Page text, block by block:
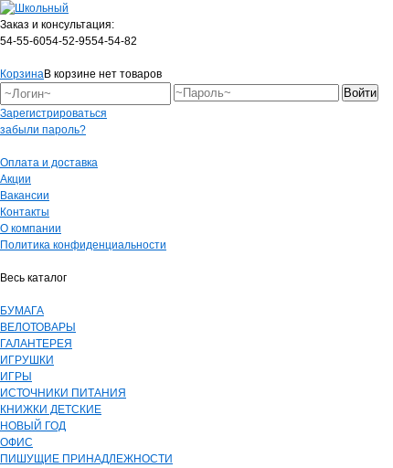
Заказ и консультация:
54-55-6054-52-9554-54-82
КорзинаВ корзине нет товаров
Зарегистрироваться
забыли пароль?
Оплата и доставка
Акции
Вакансии
Контакты
О компании
Политика конфиденциальности
Весь каталог
БУМАГА
ВЕЛОТОВАРЫ
ГАЛАНТЕРЕЯ
ИГРУШКИ
ИГРЫ
ИСТОЧНИКИ ПИТАНИЯ
КНИЖКИ ДЕТСКИЕ
НОВЫЙ ГОД
ОФИС
ПИШУЩИЕ ПРИНАДЛЕЖНОСТИ